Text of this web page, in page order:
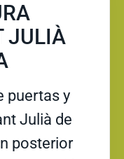
JULIÀ
puertas y
Julià de
posterior